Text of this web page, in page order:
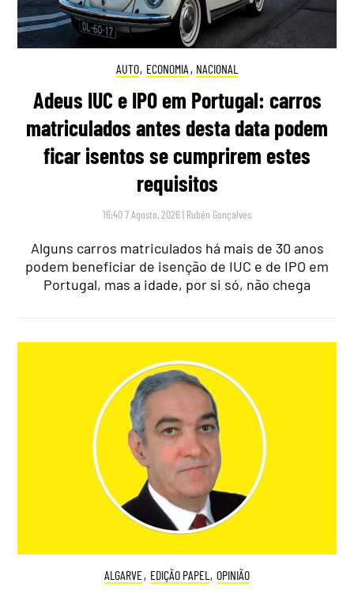
AUTO, ECONOMIA , NACIONAL
Adeus IUC e IPO em Portugal: carros
matriculados antes desta data podem
ficar isentos se cumprirem estes
requisitos
16:40 7 Agosto, 2026 | Rubén Gonçalves
Alguns carros matriculados há mais de 30 anos
podem beneficiar de isenção de IUC e de IPO em
Portugal, mas a idade, por si só, não chega
ALGARVE, EDIÇÃO PAPEL , OPINIÃO